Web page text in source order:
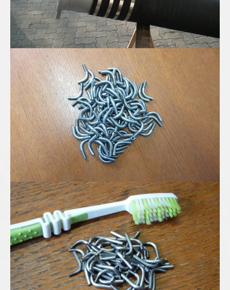
Edelstahl Mini-Rohrbögen
Edelstahl Mikro-Rohrbögen